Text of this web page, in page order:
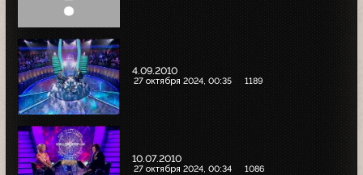
4.09.2010
27 октября 2024, 00:35 1189
10.07.2010
27 октября 2024, 00:34 1086